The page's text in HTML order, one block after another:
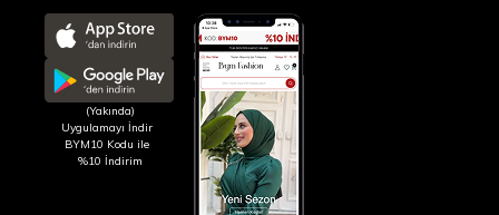
(Yakında)
Uygulamayı İndir
BYM10 Kodu ile
%10 İndirim